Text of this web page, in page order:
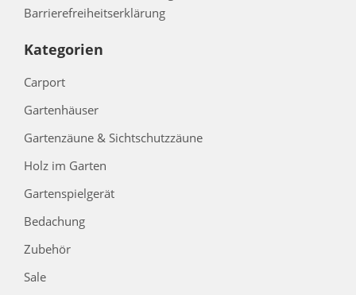
Barrierefreiheitserklärung
Kategorien
Carport
Gartenhäuser
Gartenzäune & Sichtschutzzäune
Holz im Garten
Gartenspielgerät
Bedachung
Zubehör
Sale